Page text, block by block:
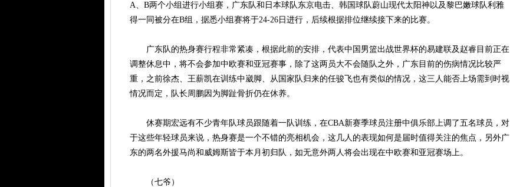
A、B两个小组进行小组赛，广东队和日本球队东京电击、韩国球队蔚山现代太阳神以及黎巴嫩球队利雅
得一同被分在B组，据悉小组赛将于24-26日进行，后续根据排位继续接下来的比赛。
广东队的热身赛行程非常紧凑，根据此前的安排，代表中国男篮出战世界杯的易建联及赵睿目前正在
调整休息中，将不会参加中欧赛和亚冠赛事，除了这两员大不会随队之外，广东目前的伤病情况比较严
重，之前徐杰、王薪凯在训练中崴脚、从国家队归来的任骏飞也有类似的情况，这三人能否上场需到时视
情况而定，队长周鹏因为脚趾骨折仍在休养。
休赛期宏远有不少青年队球员跟随着一队训练，在CBA新赛季球员注册中俱乐部上调了五名球员，对
于这些年轻球员来说，热身赛是一个不错的亮相机会，这几人的表现如何是届时值得关注的焦点，另外广
东的两名外援马尚和威姆斯皆于本月初归队，如无意外两人将会出现在中欧赛和亚冠赛场上。
（七爷）